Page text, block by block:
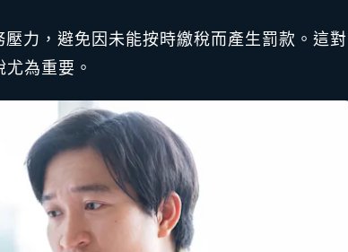
壓力，避免因未能按時繳稅而產生罰款。這對
為重要。